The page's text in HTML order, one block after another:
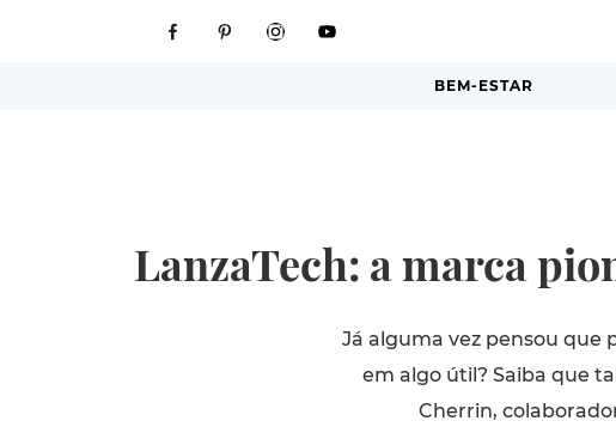
BEM-ESTAR
LanzaTech: a marca
Já alguma vez pensou que
em algo útil? Saiba que
Cherrin,